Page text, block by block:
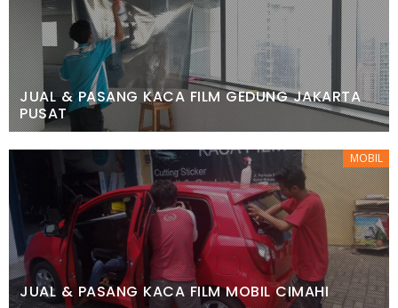
JUAL & PASANG KACA FILM GEDUNG JAKARTA
PUSAT
MOBIL
JUAL & PASANG KACA FILM MOBIL CIMAHI